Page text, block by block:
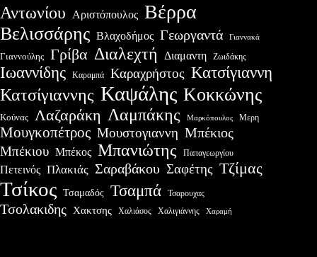
Αντωνίου Αριστόπουλος Βέρρα
Βελισσάρης Βλαχοδήμος Γεωργαντά Γιαννακά
Γιαννούλης Γρίβα Διαλεχτή Διαμαντη Ζωιδάκης
Ιωαννίδης Καραμπά Καραχρήστος Κατσίγιαννη
Κατσίγιαννης Καψάλης Κοκκώνης
Κούνας Λαζαράκη Λαμπάκης Μαρκόπουλος Μερη
Μουγκοπέτρος Μουστογιαννη Μπέκιος
Μπέκιου Μπέκος Μπανιώτης Παπαγεωργίου
Πετεινός Πλακιάς Σαραβάκου Σαφέτης Τζίμας
Τσίκος Τσαμαδός Τσαμπά Τσαρουχας
Τσολακιδης Χακτσης Χαλιάσος Χαλιγιάννης Χαραμή